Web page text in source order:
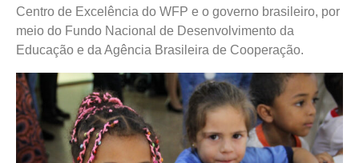
Centro de Excelência do WFP e o governo brasileiro, por
meio do Fundo Nacional de Desenvolvimento da
Educação e da Agência Brasileira de Cooperação.